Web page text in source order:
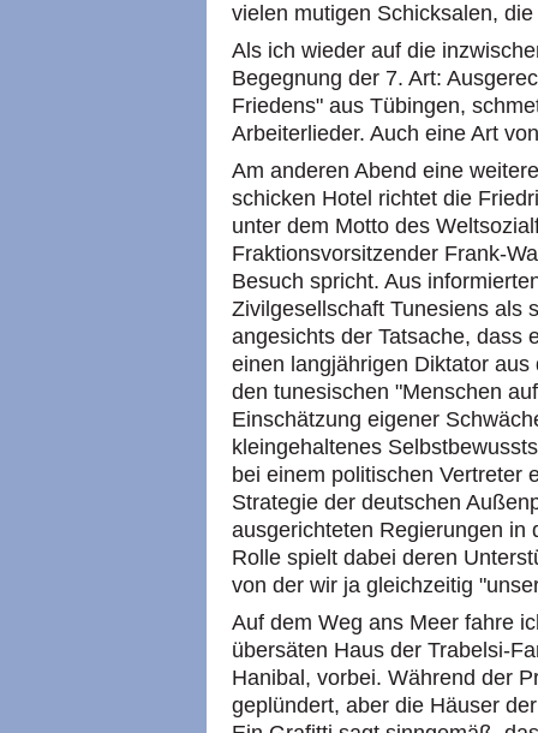
vielen mutigen Schicksalen,
Als ich wieder auf die
Begegnung der 7. Art:
Friedens" aus Tübingen,
Arbeiterlieder. Auch eine Art
Am anderen Abend eine
schicken Hotel richtet die
unter dem Motto des
Fraktionsvorsitzender Frank-
Besuch spricht. Aus
Zivilgesellschaft Tunesiens als
angesichts der Tatsache, dass
einen langjährigen Diktator
den tunesischen "Menschen
Einschätzung eigener
kleingehaltenes
bei einem politischen Vertreter
Strategie der deutschen
ausgerichteten Regierungen in
Rolle spielt dabei deren
von der wir ja gleichzeitig
Auf dem Weg ans Meer fahre
übersäten Haus der Trabelsi-
Hanibal, vorbei. Während der
geplündert, aber die Häuser